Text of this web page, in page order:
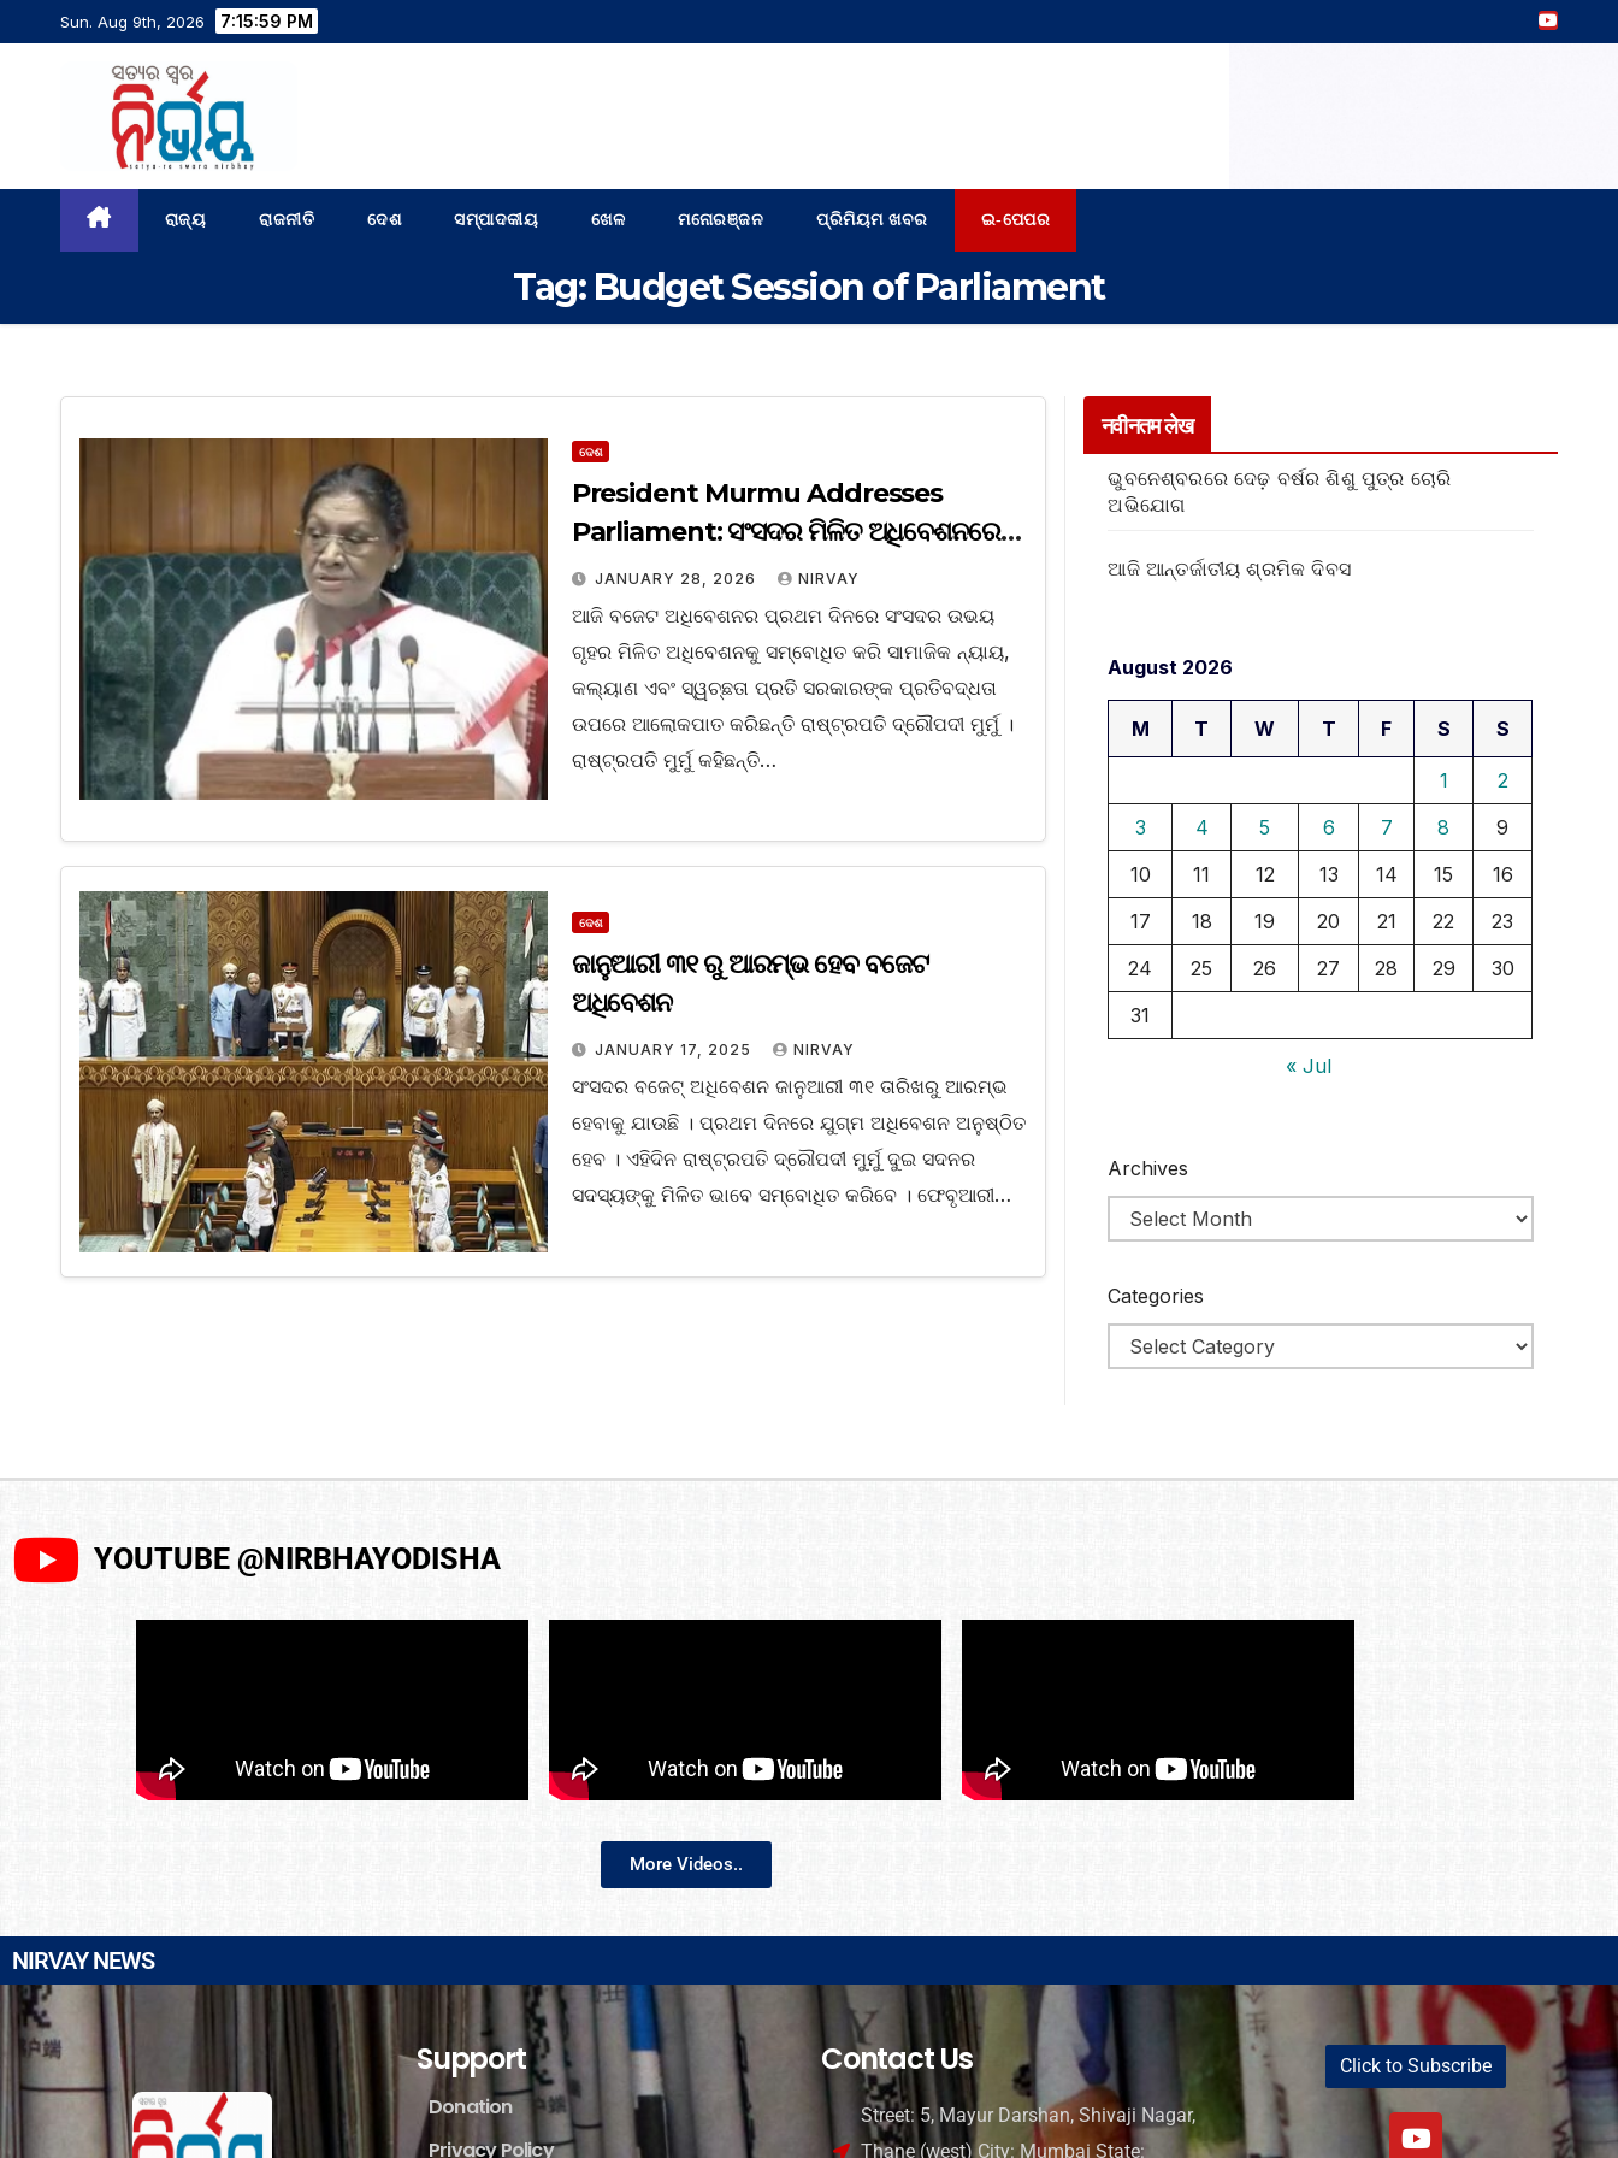
Sun. Aug 9th, 2026 7:16:00 PM
ରାଜ୍ୟ ରାଜନୀତି ଦେଶ ସମ୍ପାଦକୀୟ ଖେଳ ମନୋରଞ୍ଜନ ପ୍ରିମିୟମ ଖବର ଇ-ପେପର
Tag: Budget Session of Parliament
ଦେଶ
President Murmu Addresses
Parliament: ସଂସଦର ମିଳିତ ଅଧିବେଶନରେ
ଅଭିଭାଷଣ ରଖିଲେ ରାଷ୍ଟ୍ରପତି
JANUARY 28, 2026 NIRVAY
ଆଜି ବଜେଟ ଅଧିବେଶନର ପ୍ରଥମ ଦିନରେ ସଂସଦର ଉଭୟ
ଗୃହର ମିଳିତ ଅଧିବେଶନକୁ ସମ୍ବୋଧିତ କରି ସାମାଜିକ ନ୍ୟାୟ,
କଲ୍ୟାଣ ଏବଂ ସ୍ୱଚ୍ଛତା ପ୍ରତି ସରକାରଙ୍କ ପ୍ରତିବଦ୍ଧତା
ଉପରେ ଆଲୋକପାତ କରିଛନ୍ତି ରାଷ୍ଟ୍ରପତି ଦ୍ରୌପଦୀ ମୁର୍ମୁ ।
ରାଷ୍ଟ୍ରପତି ମୁର୍ମୁ କହିଛନ୍ତି…
ଦେଶ
ଜାନୁଆରୀ ୩୧ ରୁ ଆରମ୍ଭ ହେବ ବଜେଟ
ଅଧିବେଶନ
JANUARY 17, 2025 NIRVAY
ସଂସଦର ବଜେଟ୍‍ ଅଧିବେଶନ ଜାନୁଆରୀ ୩୧ ତାରିଖରୁ ଆରମ୍ଭ
ହେବାକୁ ଯାଉଛି । ପ୍ରଥମ ଦିନରେ ଯୁଗ୍ମ ଅଧିବେଶନ ଅନୁଷ୍ଠିତ
ହେବ । ଏହିଦିନ ରାଷ୍ଟ୍ରପତି ଦ୍ରୌପଦୀ ମୁର୍ମୁ ଦୁଇ ସଦନର
ସଦସ୍ୟଙ୍କୁ ମିଳିତ ଭାବେ ସମ୍ବୋଧିତ କରିବେ । ଫେବୃଆରୀ…
नवीनतम लेख
ଭୁବନେଶ୍ବରରେ ଦେଢ଼ ବର୍ଷର ଶିଶୁ ପୁତ୍ର ଚୋରି
ଅଭିଯୋଗ
ଆଜି ଆନ୍ତର୍ଜାତୀୟ ଶ୍ରମିକ ଦିବସ
August 2026
M T W T F S S
1
2
3
4 5 6 7 8
9
10
11 12 13 14 15
16
17
18 19 20 21 22
23
24
25 26 27 28 29
30
31
« Jul
Archives
Categories
YOUTUBE @NIRBHAYODISHA
More Videos..
NIRVAY NEWS
Support
Donation
Privacy Policy
Contact Us
Street: 5, Mayur Darshan, Shivaji Nagar,
Thane (west) City: Mumbai State:
Click to Subscribe